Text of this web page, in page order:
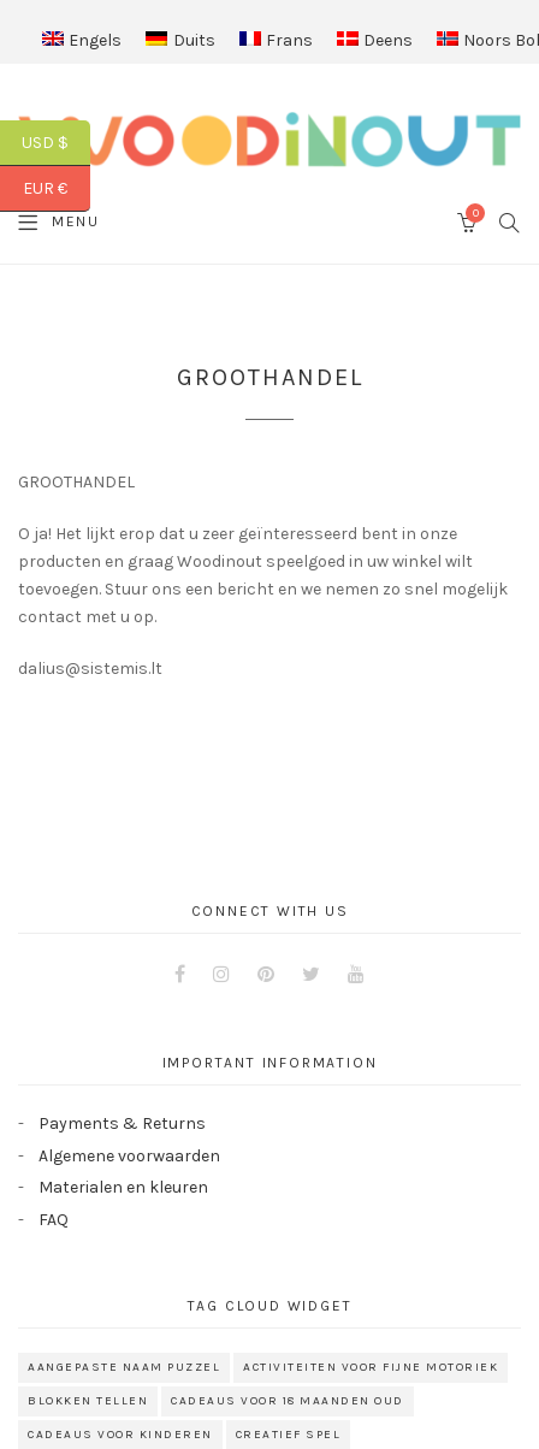
Engels Duits Frans Deens Noors
MENU 0
GROOTHANDEL
GROOTHANDEL
O ja! Het lijkt erop dat u zeer geïnteresseerd bent in onze
producten en graag Woodinout speelgoed in uw winkel wilt
toevoegen. Stuur ons een bericht en we nemen zo snel mogelijk
contact met u op.
dalius@sistemis.lt
CONNECT WITH US
FacebookInstagramPinterestTwitter
IMPORTANT INFORMATION
Payments & Returns
Algemene voorwaarden
Materialen en kleuren
FAQ
TAG CLOUD WIDGET
AANGEPASTE NAAM PUZZEL ACTIVITEITEN VOOR FIJNE MOTORIEK
BLOKKEN TELLEN CADEAUS VOOR 18 MAANDEN OUD
CADEAUS VOOR KINDEREN CREATIEF SPEL
USD $
EUR €